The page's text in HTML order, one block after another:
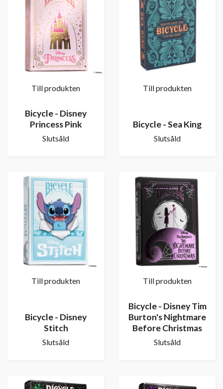
Till produkten
Bicycle - Disney
Princess Pink
Slutsåld
Till produkten
Bicycle - Sea King
Slutsåld
Till produkten
Bicycle - Disney
Stitch
Slutsåld
Till produkten
Bicycle - Disney Tim
Burton's Nightmare
Before Christmas
Slutsåld